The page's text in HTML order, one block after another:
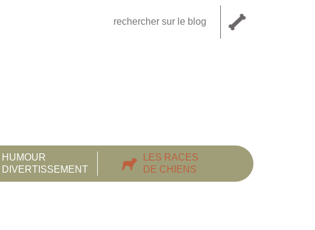
HUMOUR
DIVERTISSEMENT
LES RACES
DE CHIENS